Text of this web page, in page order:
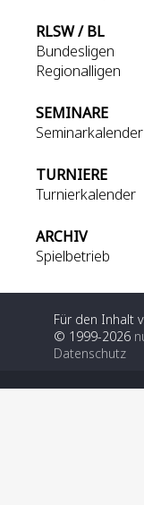
RLSW / BL
Bundesligen
Regionalligen
SEMINARE
Seminarkalender
TURNIERE
Turnierkalender
ARCHIV
Spielbetrieb
Für den Inhalt
© 1999-2026
Datenschutz